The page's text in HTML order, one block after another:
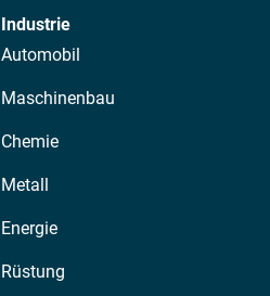
Industrie
Automobil
Maschinenbau
Chemie
Metall
Energie
Rüstung